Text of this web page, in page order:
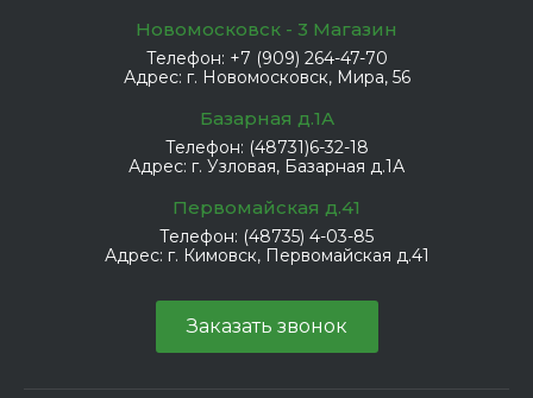
Новомосковск - 3 Магазин
Телефон: +7 (909) 264-47-70
Адрес: г. Новомосковск, Мира, 56
Базарная д.1А
Телефон: (48731)6-32-18
Адрес: г. Узловая, Базарная д.1А
Первомайская д.41
Телефон: (48735) 4-03-85
Адрес: г. Кимовск, Первомайская д.41
Заказать звонок